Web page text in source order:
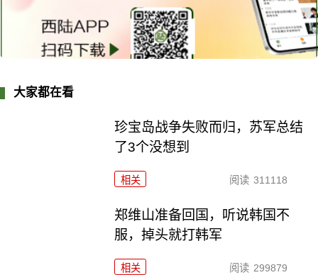
大家都在看
珍宝岛战争失败而归，苏军总结
了3个没想到
相关 阅读 311118
郑维山准备回国，听说韩国不
服，掉头就打韩军
相关 阅读 299879